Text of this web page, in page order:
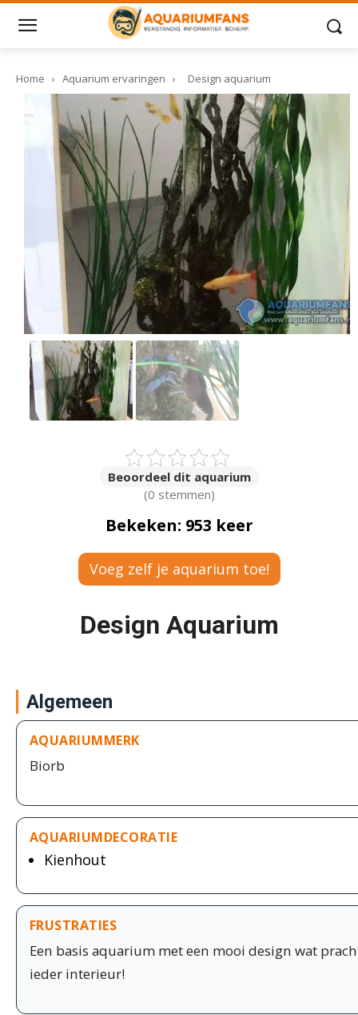
Home › Aquarium ervaringen › Design aquarium
Beoordeel dit aquarium
(0 stemmen)
Bekeken: 953 keer
Voeg zelf je aquarium toe!
Design Aquarium
Algemeen
AQUARIUMMERK
Biorb
AQUARIUMDECORATIE
Kienhout
FRUSTRATIES
Een basis aquarium met een mooi design wat
ieder interieur!